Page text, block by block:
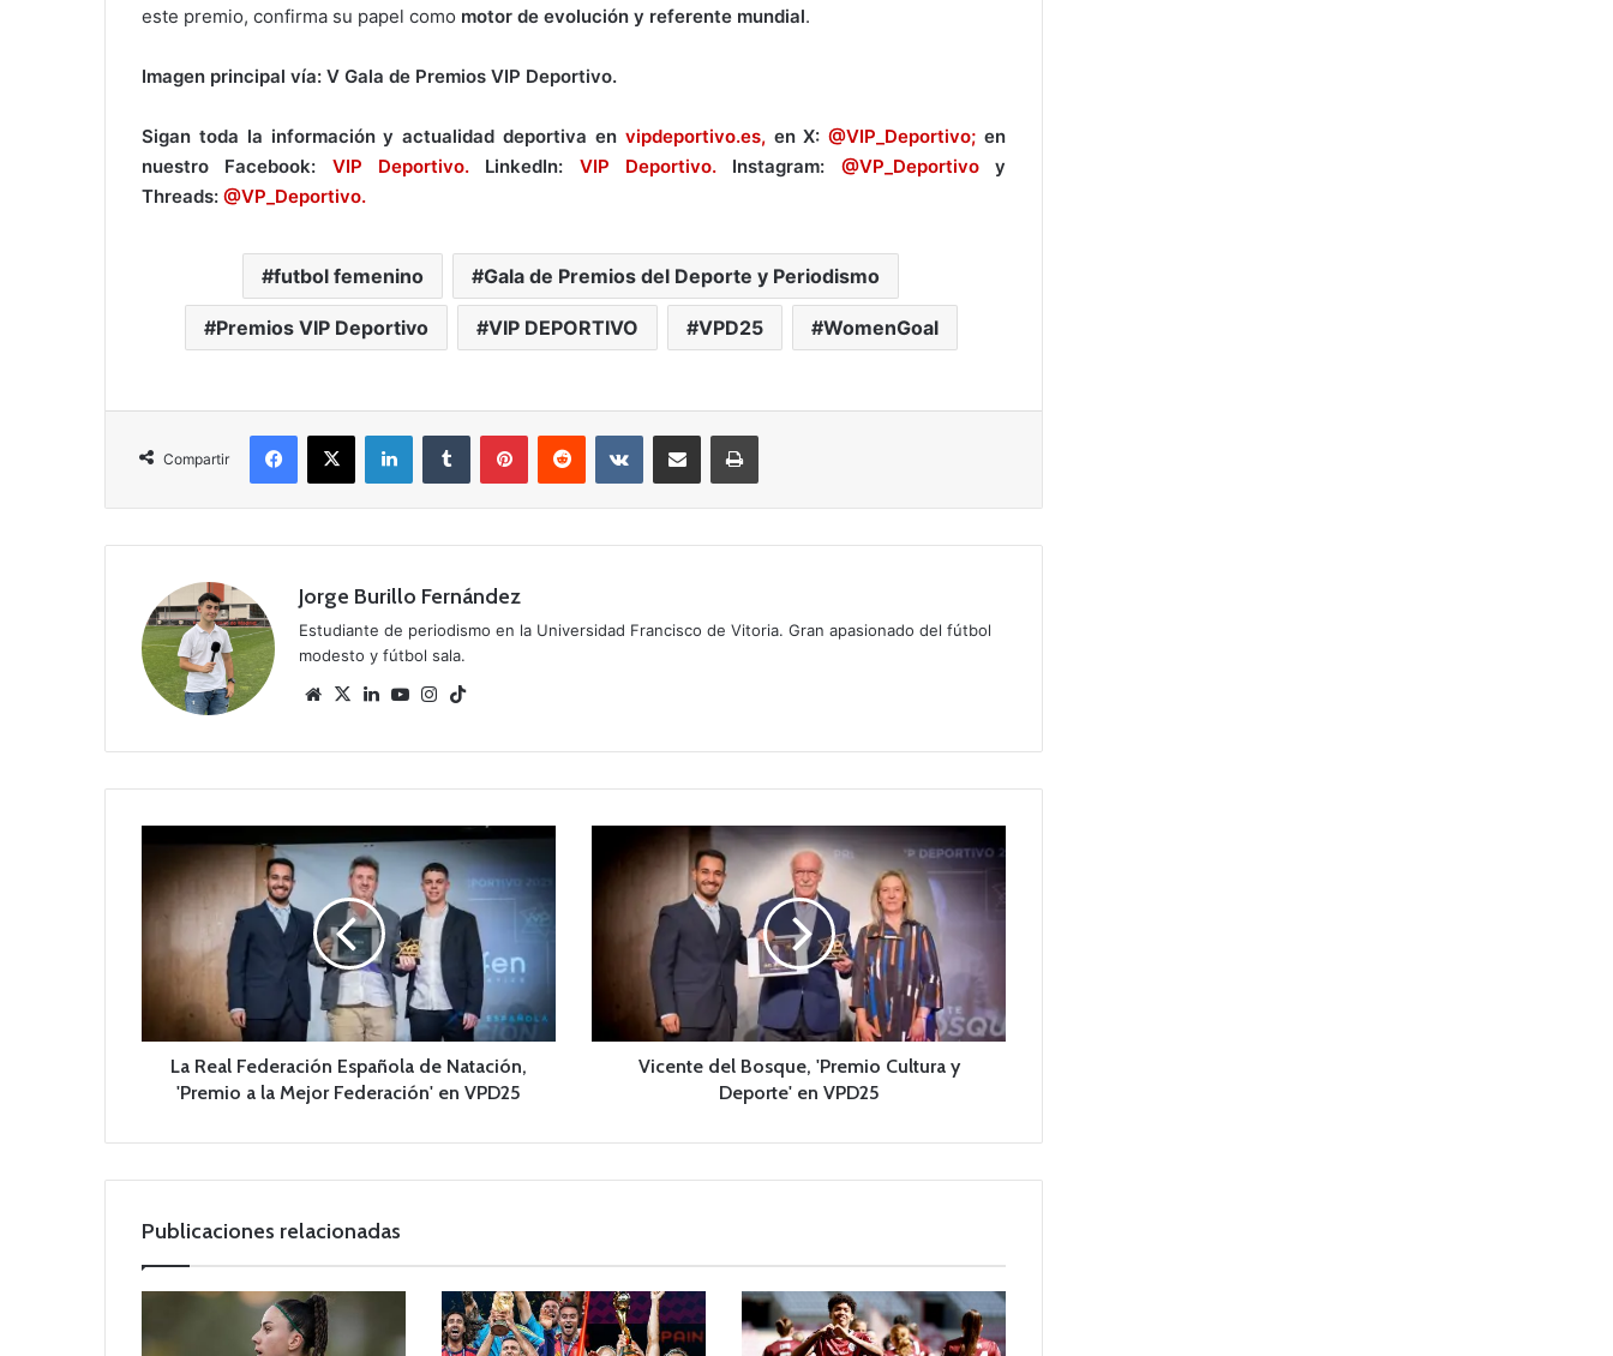
este premio, confirma su papel como motor de evolución y referente mundial.
Imagen principal vía: V Gala de Premios VIP Deportivo.
Sigan toda la información y actualidad deportiva envipdeportivo.es,en X: @VIP_Deportivo; en
nuestro Facebook: VIP Deportivo. LinkedIn: VIP Deportivo. Instagram: @VP_Deportivoy
Threads: @VP_Deportivo.
futbol femenino Gala de Premios del Deporte y Periodismo
Premios VIP Deportivo VIP DEPORTIVO VPD25 WomenGoal
Compartir
Jorge Burillo Fernández
Estudiante de periodismo en la Universidad Francisco de Vitoria. Gran apasionado del fútbol
modesto y fútbol sala.
Siti
we
X
Lin
dIn
Yo
ub
Ins
ra
k
d
c
E
s
p
ñ
La Real Federación Española de Natación,
'Premio a la Mejor Federación' en VPD25
e
s
'
P
r
e
Vicente del Bosque, 'Premio Cultura y
Deporte' en VPD25
Publicaciones relacionadas